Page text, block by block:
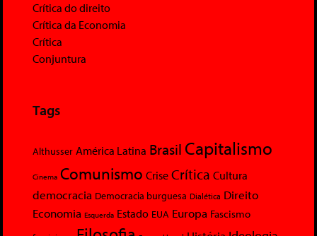
Crítica do direito
Crítica da Economia
Crítica
Conjuntura
Tags
Althusser América Latina Brasil Capitalismo
Cinema Comunismo Crise Crítica Cultura
democracia Democracia burguesa Dialética Direito
Economia Esquerda Estado EUA Europa Fascismo